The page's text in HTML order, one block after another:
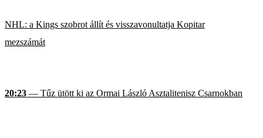
NHL: a Kings szobrot állít és visszavonultatja Kopitar
mezszámát
20:23 — Tűz ütött ki az Ormai László Asztalitenisz Csarnokban